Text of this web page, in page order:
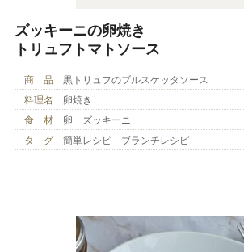
ズッキーニの卵焼き
トリュフトマトソース
商 品
黒トリュフのブルスケッタソース
料理名
卵焼き
食 材
卵 ズッキーニ
タ グ
簡単レシピ ブランチレシピ